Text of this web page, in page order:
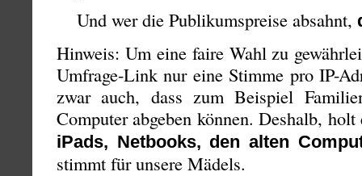
Und wer die Publikumspreise absahnt,
Hinweis: Um eine faire Wahl zu
Umfrage-Link nur eine Stimme pro IP-
zwar auch, dass zum Beispiel
Computer abgeben können. Deshalb,
iPads, Netbooks, den alten
stimmt für unsere Mädels.